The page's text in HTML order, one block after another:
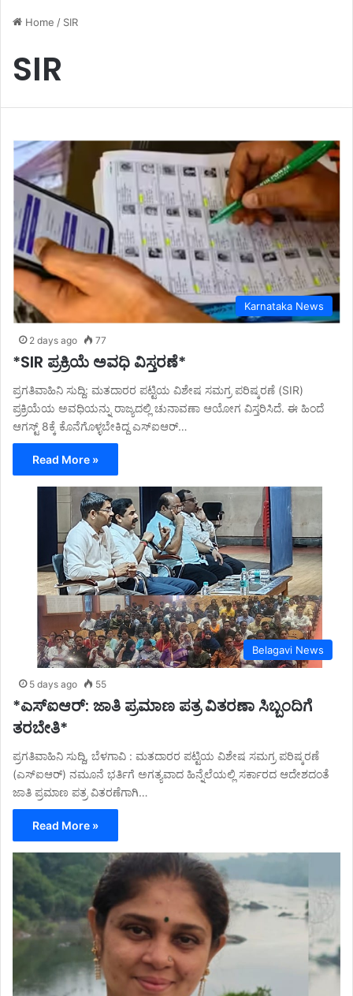
Home / SIR
SIR
Karnataka News
2 days ago 77
*SIR ಪ್ರಕ್ರಿಯೆ ಅವಧಿ ವಿಸ್ತರಣೆ*
ಪ್ರಗತಿವಾಹಿನಿ ಸುದ್ದಿ: ಮತದಾರರ ಪಟ್ಟಿಯ ವಿಶೇಷ ಸಮಗ್ರ ಪರಿಷ್ಕರಣೆ (SIR)
ಪ್ರಕ್ರಿಯೆಯ ಅವಧಿಯನ್ನು ರಾಜ್ಯದಲ್ಲಿ ಚುನಾವಣಾ ಆಯೋಗ ವಿಸ್ತರಿಸಿದೆ. ಈ ಹಿಂದೆ
ಆಗಸ್ಟ್ 8ಕ್ಕೆ ಕೊನೆಗೊಳ್ಳಬೇಕಿದ್ದ ಎಸ್ಐಆರ್…
Read More »
Belagavi News
5 days ago 55
*ಎಸ್ಐಆರ್: ಜಾತಿ ಪ್ರಮಾಣ ಪತ್ರ ವಿತರಣಾ ಸಿಬ್ಬಂದಿಗೆ
ತರಬೇತಿ*
ಪ್ರಗತಿವಾಹಿನಿ ಸುದ್ದಿ, ಬೆಳಗಾವಿ : ಮತದಾರರ ಪಟ್ಟಿಯ ವಿಶೇಷ ಸಮಗ್ರ ಪರಿಷ್ಕರಣೆ
(ಎಸ್ಐಆರ್) ನಮೂನೆ ಭರ್ತಿಗೆ ಅಗತ್ಯವಾದ ಹಿನ್ನೆಲೆಯಲ್ಲಿ ಸರ್ಕಾರದ ಆದೇಶದಂತೆ
ಜಾತಿ ಪ್ರಮಾಣ ಪತ್ರ ವಿತರಣೆಗಾಗಿ…
Read More »